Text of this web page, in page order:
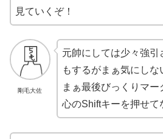
見ていくぞ！
剛毛大佐
元帥にしては少々強
もするがまぁ気にしな
まぁ最後びっくりマ
心のShiftキーを押せて